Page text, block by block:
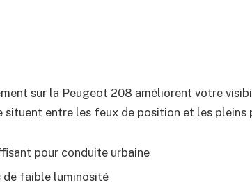
sur la Peugeot 208 améliorent votre
situent entre les feux de position et les pleins
pour conduite urbaine
de faible luminosité